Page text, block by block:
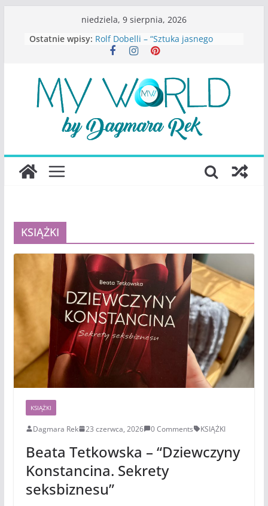
niedziela, 9 sierpnia, 2026
Ostatnie wpisy: Rolf Dobelli – “Sztuka jasnego
myślenia”
Konstancina. Sekrety seksbiznesu”
Katarzyna Lewandowicz – Zanim
straciliśmy siebie
Judith Joseph – “Wysoko
funkcjonująca depresja”
S.Wynn-Williams – “Bezwzględni. O
największego portalu
KSIĄŻKI
KSIĄŻKI
Dagmara Rek 23 czerwca, 2026 0 Comments KSIĄŻKI
Beata Tetkowska – “Dziewczyny
Konstancina. Sekrety
seksbiznesu”